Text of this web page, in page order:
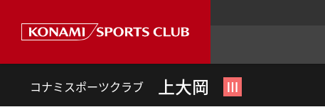
コナミスポーツクラブ 上大岡 Ⅲ